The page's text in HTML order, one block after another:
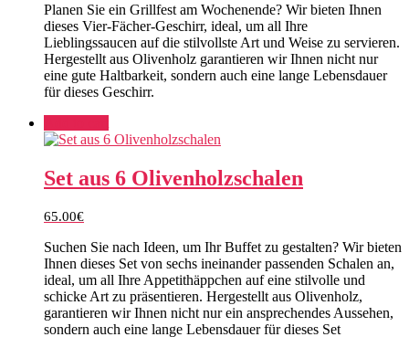
Planen Sie ein Grillfest am Wochenende? Wir bieten Ihnen
dieses Vier-Fächer-Geschirr, ideal, um all Ihre
Lieblingssaucen auf die stilvollste Art und Weise zu servieren.
Hergestellt aus Olivenholz garantieren wir Ihnen nicht nur
eine gute Haltbarkeit, sondern auch eine lange Lebensdauer
für dieses Geschirr.
Set aus 6 Olivenholzschalen
65.00€
Suchen Sie nach Ideen, um Ihr Buffet zu gestalten? Wir bieten
Ihnen dieses Set von sechs ineinander passenden Schalen an,
ideal, um all Ihre Appetithäppchen auf eine stilvolle und
schicke Art zu präsentieren. Hergestellt aus Olivenholz,
garantieren wir Ihnen nicht nur ein ansprechendes Aussehen,
sondern auch eine lange Lebensdauer für dieses Set